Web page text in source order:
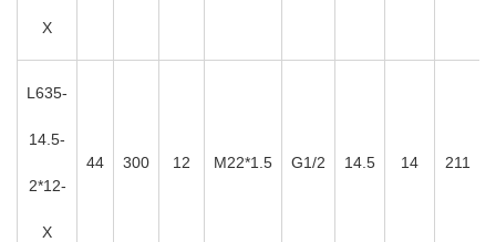
X
L635-
14.5-
2*12-
X
44 300 12 M22*1.5 G1/2 14.5 14 211